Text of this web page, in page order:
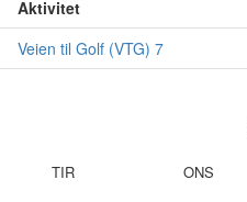
Aktivitet
Veien til Golf (VTG) 7
TIR ONS